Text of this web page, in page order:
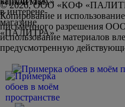
© 2026, ООО «КОФ
Копирование и
письменного разрешения
использование материалов
предусмотренную